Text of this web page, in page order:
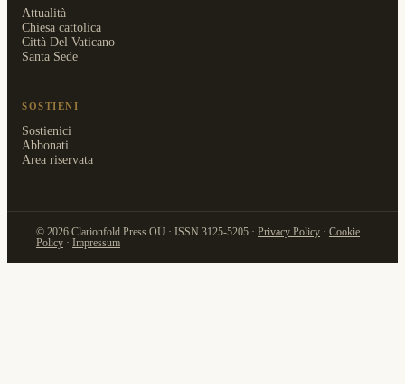
Attualità
Chiesa cattolica
Città Del Vaticano
Santa Sede
SOSTIENI
Sostienici
Abbonati
Area riservata
© 2026 Clarionfold Press OÜ · ISSN 3125-5205 · Privacy Policy · Cookie
Policy · Impressum